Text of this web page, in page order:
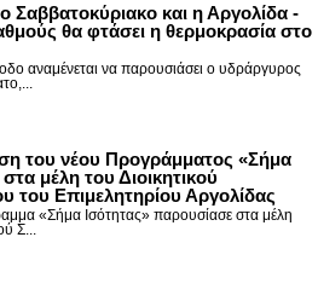
Σαββατοκύριακο και η Αργολίδα -
θα φτάσει η θερμοκρασία στο
αναμένεται να παρουσιάσει ο υδράργυρος
του νέου Προγράμματος «Σήμα
μέλη του Διοικητικού
του Επιμελητηρίου Αργολίδας
«Σήμα Ισότητας» παρουσίασε στα μέλη
Σ...